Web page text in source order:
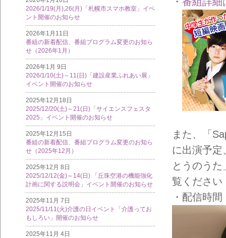
2026/1/19(月),26(月)「札幌市スマホ教室」イベ
ント開催のお知らせ
2026年1月11日
番組の新着配信、番組プログラム変更のお知ら
せ（2026年1月）
2026年1月 9日
2026/1/10(土)～11(日)「建設産業ふれあい展」
イベント開催のお知らせ
2025年12月18日
2025/12/20(土)～21(日)「サイエンスフェスタ
2025」イベント開催のお知らせ
2025年12月15日
番組の新着配信、番組プログラム変更のお知ら
せ（2025年12月）
2025年12月 8日
2025/12/12(金)～14(日) 「丘珠空港の機能強化
計画に関する説明会」イベント開催のお知らせ
2025年11月 7日
2025/11/11(火)介護の日イベント「介護ってお
もしろい」開催のお知らせ
2025年11月 4日
また、「
に出演予
とうのう
覧ください
・配信時